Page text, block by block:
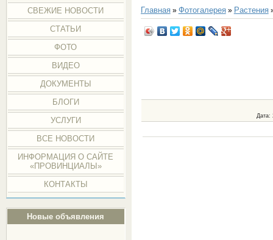
СВЕЖИЕ НОВОСТИ
СТАТЬИ
ФОТО
ВИДЕО
ДОКУМЕНТЫ
БЛОГИ
УСЛУГИ
ВСЕ НОВОСТИ
ИНФОРМАЦИЯ О САЙТЕ
«ПРОВИНЦИАЛЫ»
КОНТАКТЫ
Новые объявления
Главная» Фотогалерея» Растения
Дата: